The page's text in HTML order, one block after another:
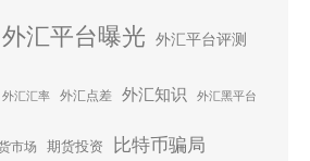
外汇平台曝光 外汇平台评测
外汇汇率 外汇点差 外汇知识 外汇黑平台
市场 期货投资 比特币骗局